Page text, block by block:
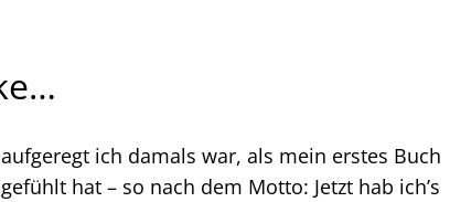
ich damals war, als mein erstes Buch
hat – so nach dem Motto: Jetzt hab ich’s